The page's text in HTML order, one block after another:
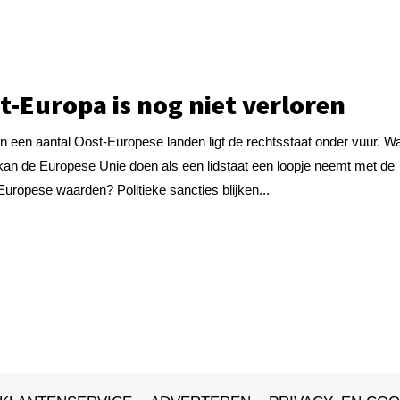
Europa is nog niet verloren
een aantal Oost-Europese landen ligt de rechtsstaat onder vuur.
de Europese Unie doen als een lidstaat een loopje neemt met de
waarden? Politieke sancties blijken...